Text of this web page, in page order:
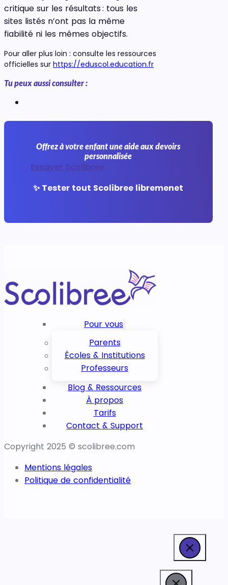
critique sur les résultats : tous les
sites listés n’ont pas la même
fiabilité ni les mêmes objectifs.
Pour aller plus loin : consulte les ressources
officielles sur https://eduscol.education.fr
Tu peux aussi consulter :
Offrez à votre enfant une aide aux devoirs
personnalisée
Essayer Scolibree
✨ Tester tout Scolibree libremenet
Pour vous
Parents
Écoles & Institutions
Professeurs
Blog & Ressources
À propos
Tarifs
Contact & Support
Copyright 2025 © scolibree.com
Mentions légales
Politique de confidentialité